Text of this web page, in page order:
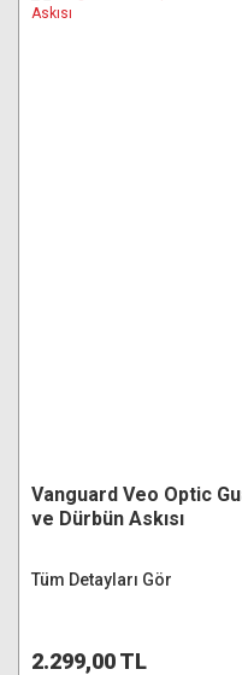
Vanguard Veo Optic
ve Dürbün Askısı
Tüm Detayları Gör
2.299,00 TL